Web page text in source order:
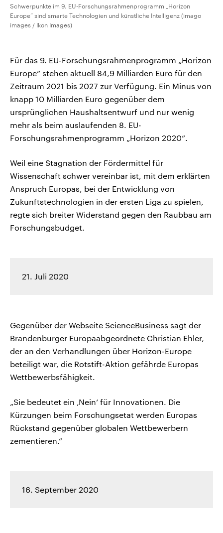
Schwerpunkte im 9. EU-Forschungsrahmenprogramm „Horizon
Europe“ sind smarte Technologien und künstliche Intelligenz (imago
images / Ikon Images)
Für das 9. EU-Forschungsrahmenprogramm „Horizon
Europe“ stehen aktuell 84,9 Milliarden Euro für den
Zeitraum 2021 bis 2027 zur Verfügung. Ein Minus von
knapp 10 Milliarden Euro gegenüber dem
ursprünglichen Haushaltsentwurf und nur wenig
mehr als beim auslaufenden 8. EU-
Forschungsrahmenprogramm „Horizon 2020“.
Weil eine Stagnation der Fördermittel für
Wissenschaft schwer vereinbar ist, mit dem erklärten
Anspruch Europas, bei der Entwicklung von
Zukunftstechnologien in der ersten Liga zu spielen,
regte sich breiter Widerstand gegen den Raubbau am
Forschungsbudget.
21. Juli 2020
Gegenüber der Webseite ScienceBusiness sagt der
Brandenburger Europaabgeordnete Christian Ehler,
der an den Verhandlungen über Horizon-Europe
beteiligt war, die Rotstift-Aktion gefährde Europas
Wettbewerbsfähigkeit.
„Sie bedeutet ein ‚Nein‘ für Innovationen. Die
Kürzungen beim Forschungsetat werden Europas
Rückstand gegenüber globalen Wettbewerbern
zementieren.“
16. September 2020